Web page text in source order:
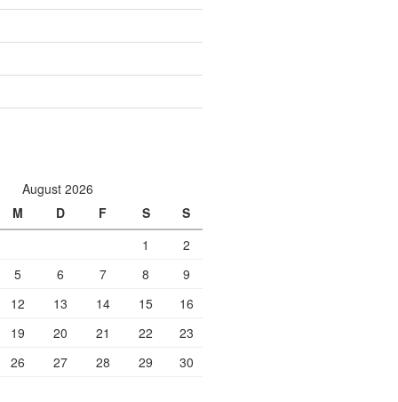
August 2026
M
D F S
S
1
2
5
6 7 8
9
12
13 14 15
16
19
20 21 22
23
26
27 28 29 30